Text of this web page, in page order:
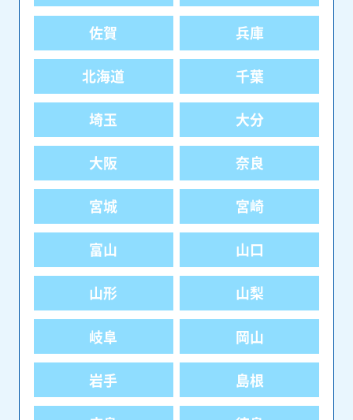
佐賀 兵庫
北海道 千葉
埼玉 大分
大阪 奈良
宮城 宮崎
富山 山口
山形 山梨
岐阜 岡山
岩手 島根